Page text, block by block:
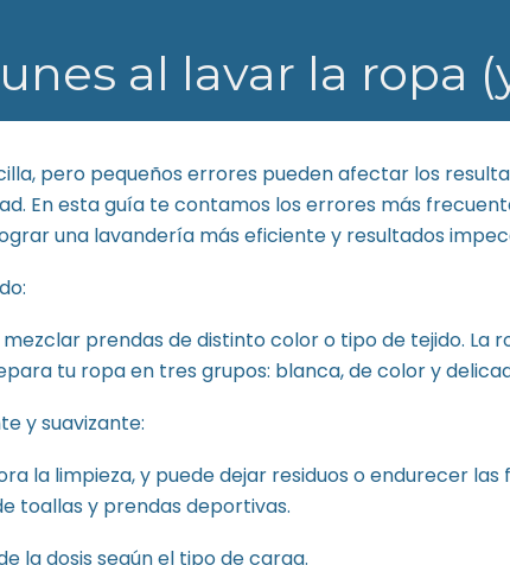
al lavar la ropa
pero pequeños errores pueden afectar los
En esta guía te contamos los errores más
una lavandería más eficiente y resultados
prendas de distinto color o tipo de tejido. La
tu ropa en tres grupos: blanca, de color y
y suavizante:
la limpieza, y puede dejar residuos o endurecer
toallas y prendas deportivas.
la dosis según el tipo de carga.